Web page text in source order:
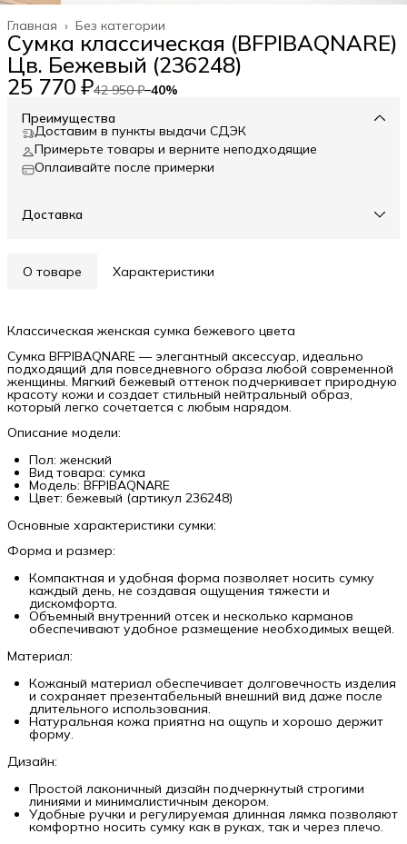
Без категории
Главная ›
Сумка классическая (BFPIBAQNARE)
Цв. Бежевый (236248)
25 770 ₽42 950 ₽−40%
Преимущества
Доставим в пункты выдачи СДЭК
Примерьте товары и верните неподходящие
Оплаивайте после примерки
Доставка
О товаре Характеристики
Классическая женская сумка бежевого цвета
Сумка BFPIBAQNARE — элегантный аксессуар, идеально
подходящий для повседневного образа любой современной
женщины. Мягкий бежевый оттенок подчеркивает природную
красоту кожи и создает стильный нейтральный образ,
который легко сочетается с любым нарядом.
Описание модели:
Пол: женский
Вид товара: сумка
Модель: BFPIBAQNARE
Цвет: бежевый (артикул 236248)
Основные характеристики сумки:
Форма и размер:
Компактная и удобная форма позволяет носить сумку
каждый день, не создавая ощущения тяжести и
дискомфорта.
Объемный внутренний отсек и несколько карманов
обеспечивают удобное размещение необходимых вещей.
Материал:
Кожаный материал обеспечивает долговечность изделия
и сохраняет презентабельный внешний вид даже после
длительного использования.
Натуральная кожа приятна на ощупь и хорошо держит
форму.
Дизайн:
Простой лаконичный дизайн подчеркнутый строгими
линиями и минималистичным декором.
Удобные ручки и регулируемая длинная лямка позволяют
комфортно носить сумку как в руках, так и через плечо.